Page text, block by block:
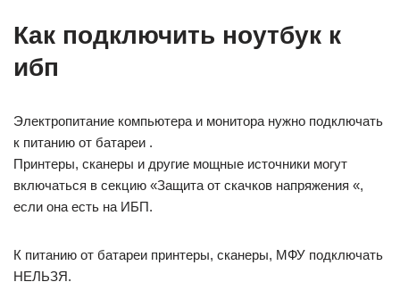
Как подключить ноутбук к
ибп
Электропитание компьютера и монитора нужно подключать
к питанию от батареи .
Принтеры, сканеры и другие мощные источники могут
включаться в секцию «Защита от скачков напряжения «,
если она есть на ИБП.
К питанию от батареи принтеры, сканеры, МФУ подключать
НЕЛЬЗЯ.